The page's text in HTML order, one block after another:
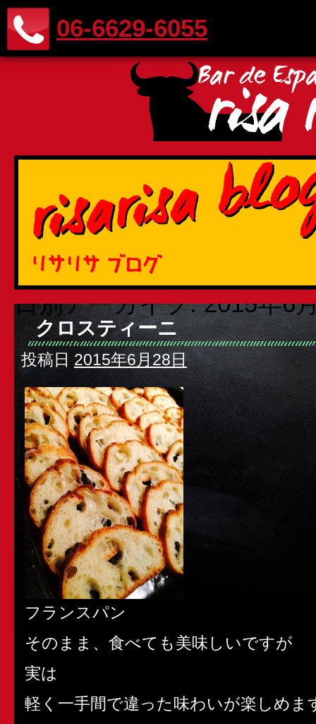
06-6629-6055
日別アーカイブ:2015年6
クロスティーニ
投稿日 2015年6月28日
フランスパン
そのまま、食べても美味しいですが
実は
軽く一手間で違った味わいが楽しめま